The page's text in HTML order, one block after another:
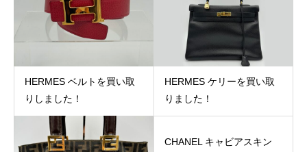
HERMES ベルトを買い取
りしました！
HERMES ケリーを買い取
りました！
CHANEL キャビアスキン